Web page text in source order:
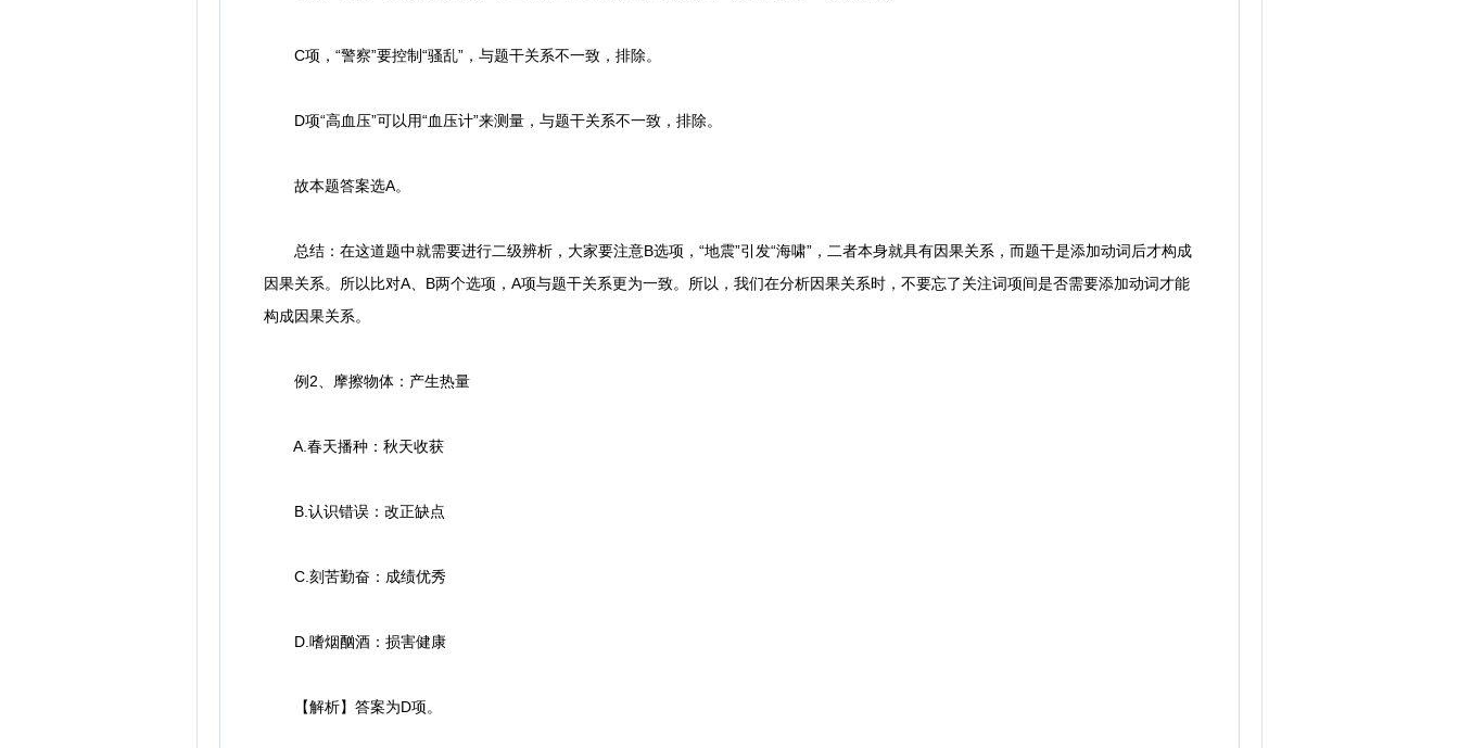
C项，“警察”要控制“骚乱”，与题干关系不一致，排除。
D项“高血压”可以用“血压计”来测量，与题干关系不一致，排除。
故本题答案选A。
总结：在这道题中就需要进行二级辨析，大家要注意B选项，“地震”引发“海啸”，二者本身就具有因果关系，而题干是添加动词后才构成
因果关系。所以比对A、B两个选项，A项与题干关系更为一致。所以，我们在分析因果关系时，不要忘了关注词项间是否需要添加动词才能
构成因果关系。
例2、摩擦物体：产生热量
A.春天播种：秋天收获
B.认识错误：改正缺点
C.刻苦勤奋：成绩优秀
D.嗜烟酗酒：损害健康
【解析】答案为D项。